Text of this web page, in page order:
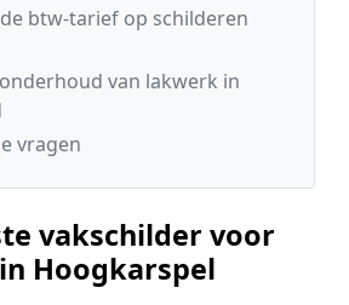
btw-tarief op schilderen
van lakwerk in
vragen
vakschilder voor
Hoogkarspel